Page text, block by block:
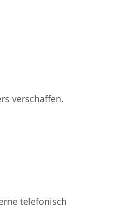
verschaffen.
telefonisch